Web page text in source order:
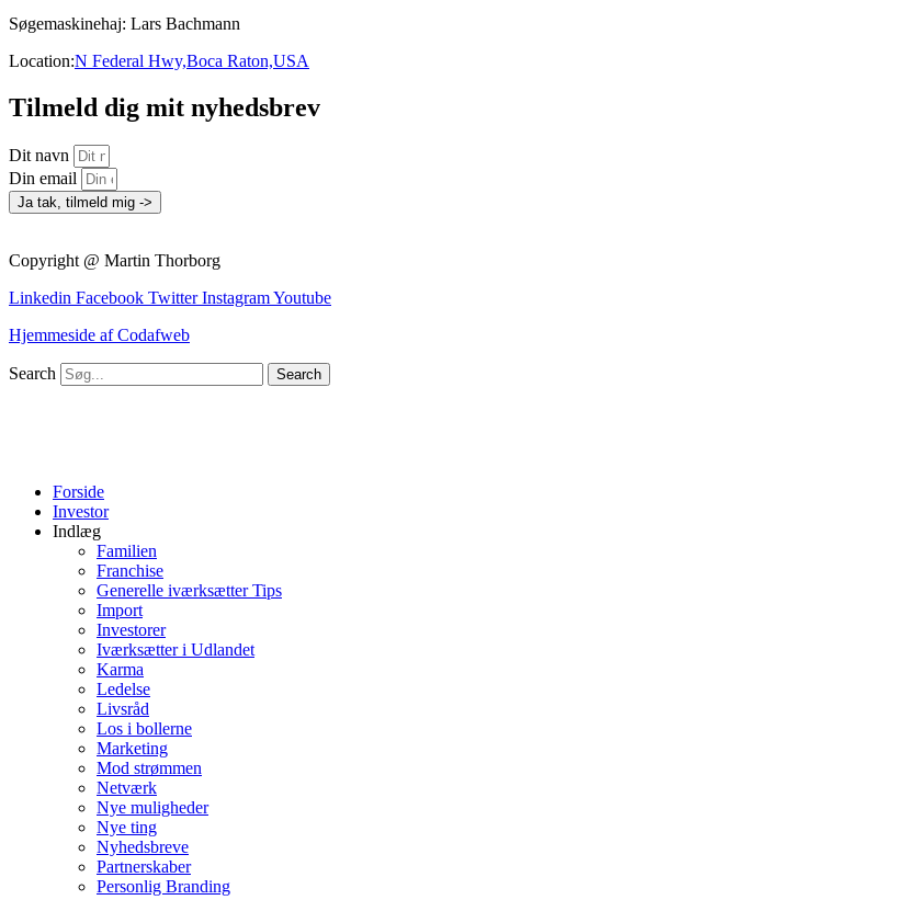
Søgemaskinehaj: Lars Bachmann
Location:N Federal Hwy,Boca Raton,USA
Tilmeld dig mit nyhedsbrev
Dit navn
Din email
Ja tak, tilmeld mig ->
Copyright @ Martin Thorborg
Linkedin Facebook Twitter InstagramYoutube
Hjemmeside af Codafweb
Search Search
Forside
Investor
Indlæg
Familien
Franchise
Generelle iværksætter Tips
Import
Investorer
Iværksætter i Udlandet
Karma
Ledelse
Livsråd
Los i bollerne
Marketing
Mod strømmen
Netværk
Nye muligheder
Nye ting
Nyhedsbreve
Partnerskaber
Personlig Branding